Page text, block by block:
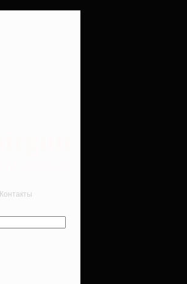
Контакты